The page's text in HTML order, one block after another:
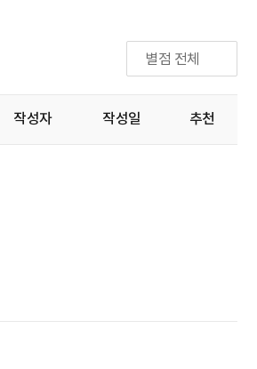
별점 전체
작성자 작성일 추천